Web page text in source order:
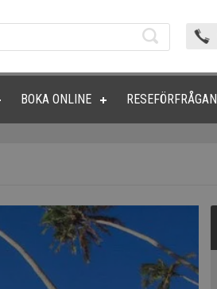
BOKA ONLINE RESEFÖRFRÅGAN